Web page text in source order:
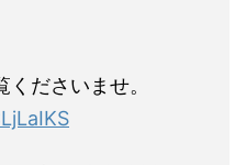
ださいませ。